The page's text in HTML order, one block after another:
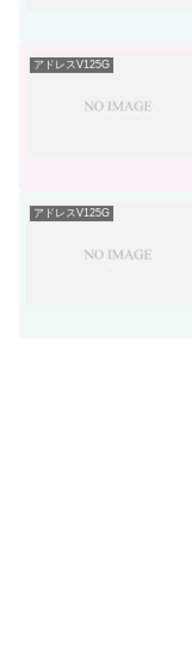
アドレスV125G
アドレスV125G